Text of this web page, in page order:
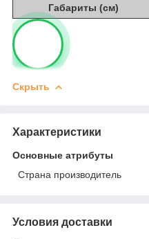
Габариты (см)
Скрыть
Характеристики
Основные атрибуты
Страна производитель
Условия доставки